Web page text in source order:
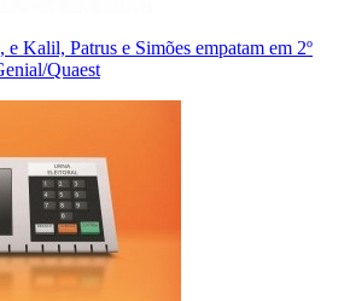
Kalil, Patrus e Simões empatam em 2º
Quaest